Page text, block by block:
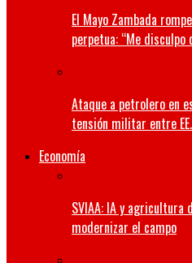
El Mayo Zambada
perpetua: “Me
Ataque a petrolero en
tensión militar entre
Economía
SVIAA: IA y agricultura
modernizar el campo